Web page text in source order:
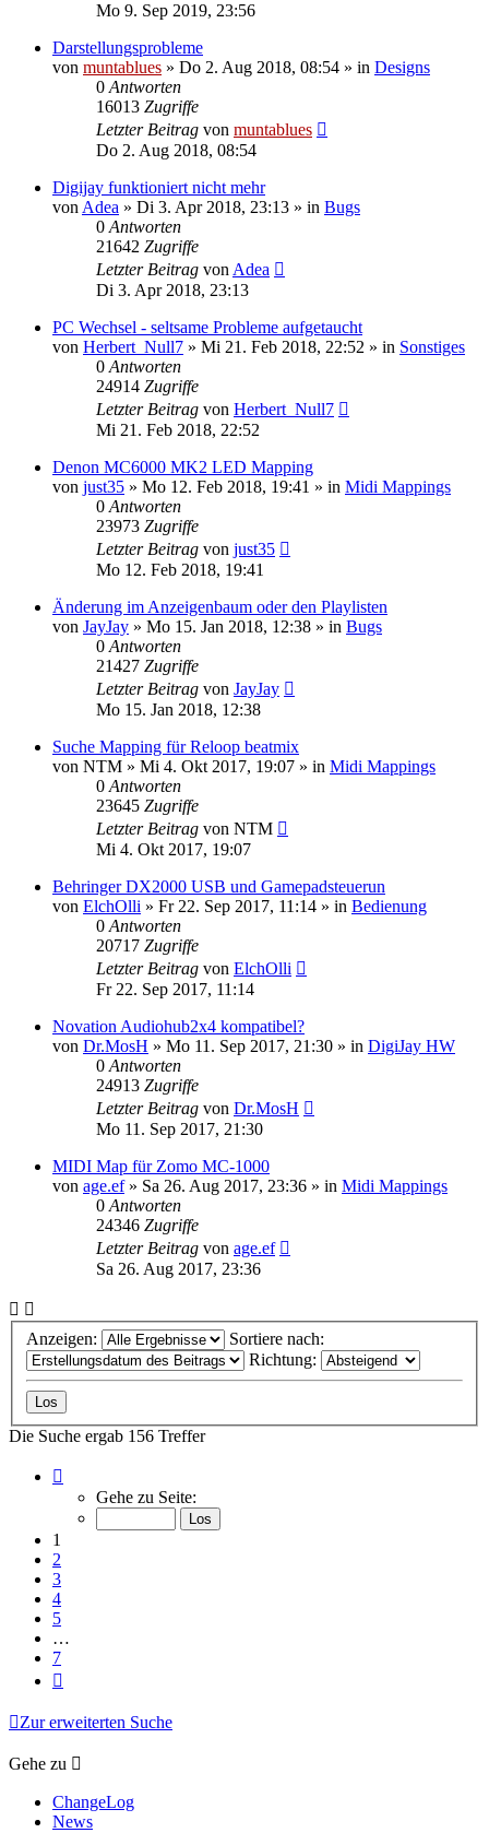
Mo 9. Sep 2019, 23:56
Darstellungsprobleme
von muntablues » Do 2. Aug 2018, 08:54 » in Designs
0 Antworten
16013 Zugriffe
Letzter Beitrag von muntablues
Do 2. Aug 2018, 08:54
Digijay funktioniert nicht mehr
von Adea » Di 3. Apr 2018, 23:13 » in Bugs
0 Antworten
21642 Zugriffe
Letzter Beitrag von Adea
Di 3. Apr 2018, 23:13
PC Wechsel - seltsame Probleme aufgetaucht
von Herbert_Null7 » Mi 21. Feb 2018, 22:52 » in Sonstiges
0 Antworten
24914 Zugriffe
Letzter Beitrag von Herbert_Null7
Mi 21. Feb 2018, 22:52
Denon MC6000 MK2 LED Mapping
von just35 » Mo 12. Feb 2018, 19:41 » in Midi Mappings
0 Antworten
23973 Zugriffe
Letzter Beitrag von just35
Mo 12. Feb 2018, 19:41
Änderung im Anzeigenbaum oder den Playlisten
von JayJay » Mo 15. Jan 2018, 12:38 » in Bugs
0 Antworten
21427 Zugriffe
Letzter Beitrag von JayJay
Mo 15. Jan 2018, 12:38
Suche Mapping für Reloop beatmix
von NTM » Mi 4. Okt 2017, 19:07 » in Midi Mappings
0 Antworten
23645 Zugriffe
Letzter Beitrag von NTM
Mi 4. Okt 2017, 19:07
Behringer DX2000 USB und Gamepadsteuerun
von ElchOlli » Fr 22. Sep 2017, 11:14 » in Bedienung
0 Antworten
20717 Zugriffe
Letzter Beitrag von ElchOlli
Fr 22. Sep 2017, 11:14
Novation Audiohub2x4 kompatibel?
von Dr.MosH » Mo 11. Sep 2017, 21:30 » in DigiJay HW
0 Antworten
24913 Zugriffe
Letzter Beitrag von Dr.MosH
Mo 11. Sep 2017, 21:30
MIDI Map für Zomo MC-1000
von age.ef» Sa 26. Aug 2017, 23:36 » in Midi Mappings
0 Antworten
24346 Zugriffe
Letzter Beitrag von age.ef
Sa 26. Aug 2017, 23:36
Anzeigen:
Sortiere nach:
Richtung:
Die Suche ergab 156 Treffer
von
Gehe zu Seite:
1
2
3
4
5
…
7
Zur erweiterten Suche
Gehe zu
ChangeLog
News